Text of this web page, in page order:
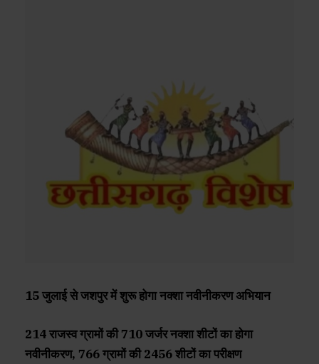
15 जुलाई से जशपुर में शुरू होगा नक्शा नवीनीकरण अभियान
214 राजस्व ग्रामों की 710 जर्जर नक्शा शीटों का होगा
नवीनीकरण, 766 ग्रामों की 2456 शीटों का परीक्षण